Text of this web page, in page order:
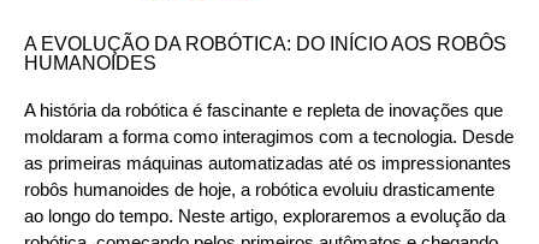
A EVOLUÇÃO DA ROBÓTICA: DO INÍCIO AOS ROBÔS
HUMANOIDES
A história da robótica é fascinante e repleta de inovações que
moldaram a forma como interagimos com a tecnologia. Desde
as primeiras máquinas automatizadas até os impressionantes
robôs humanoides de hoje, a robótica evoluiu drasticamente
ao longo do tempo. Neste artigo, exploraremos a evolução da